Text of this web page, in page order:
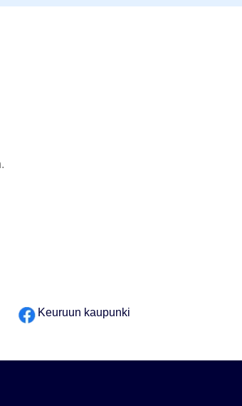
Keuruun kaupunki